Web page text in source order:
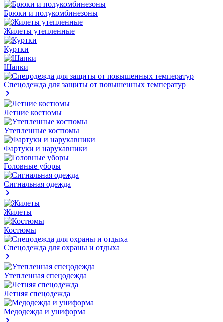
Брюки и полукомбинезоны
Жилеты утепленные
Куртки
Шапки
Спецодежда для защиты от повышенных температур
Летние костюмы
Утепленные костюмы
Фартуки и нарукавники
Головные уборы
Сигнальная одежда
Жилеты
Костюмы
Спецодежда для охраны и отдыха
Утепленная спецодежда
Летняя спецодежда
Медодежда и униформа